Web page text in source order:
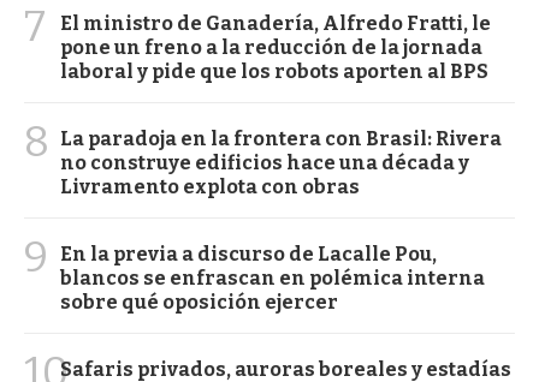
7
El ministro de Ganadería, Alfredo Fratti, le
pone un freno a la reducción de la jornada
laboral y pide que los robots aporten al BPS
8
La paradoja en la frontera con Brasil: Rivera
no construye edificios hace una década y
Livramento explota con obras
9
En la previa a discurso de Lacalle Pou,
blancos se enfrascan en polémica interna
sobre qué oposición ejercer
Safaris privados, auroras boreales y estadías